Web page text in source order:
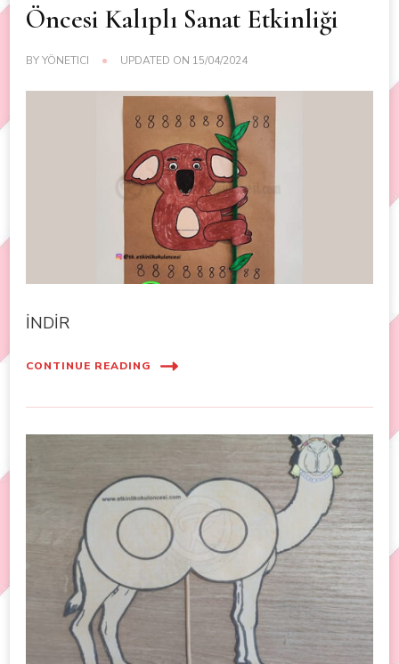
Öncesi Kalıplı Sanat Etkinliği
BYYÖNETICI UPDATED ON 15/04/2024
İNDİR
CONTINUE READING